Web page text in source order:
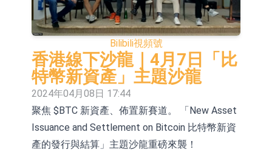
CPU與GPU構建
博騰股份(300363.CN)漲20.02%
日韓股市收盤雙雙下跌
依米康：海外交付以東南亞、中東市
場為主 並已取得歐美相關認證
上交所：財通多策略福鑫定期開放靈
活配置混合型發起式證券投資基金臨
時停牌
上交所：景順長城全球半導體芯片產
業股票型證券投資基金臨時停牌
【異動股】港股跌幅榜前十，卡森國
際(00496.HK)跌22.40%，九福來
(08611.HK)跌21.01%
【異動股】港股漲幅榜前十，拿森科
技(02261.HK)漲+75.05%，辰興發展
神火股份：新疆神火鋁水轉化率已
Bilibili視頻號
香港線下沙龍｜4月7日「比
特幣新資產」主題沙龍
2024年04月08日 17:44
聚焦 $BTC 新資產、佈置新賽道。 「New Asset
Issuance and Settlement on Bitcoin 比特幣新資
產的發行與結算」主題沙龍重磅來襲！